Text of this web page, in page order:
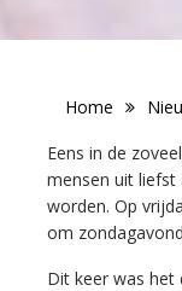
Home
Eens in de
mensen uit liefst
worden. Op
om
Dit keer was het